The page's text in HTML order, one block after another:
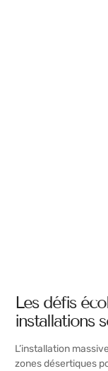
Les défis
installations
L’installation
zones désertiques